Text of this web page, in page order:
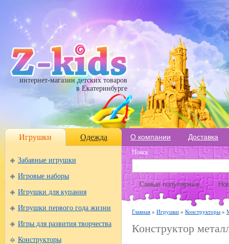
интернет-магазин детских товаров
в Екатеринбурге
Игрушки Одежда О компании Доставка
Забавные игрушки
Игровые наборы
Игрушки для купания
Игрушки первого года жизни
Игры для развития творчества
Конструкторы
Поиск
Самые популярные
Главная » Игрушки » Конструкторы »
Конструктор